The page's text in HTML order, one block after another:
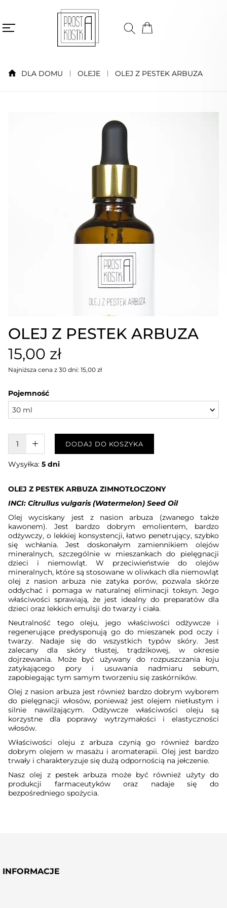
DLA DOMU OLEJE OLEJ Z PESTEK ARBUZA
OLEJ Z PESTEK ARBUZA
15,00 zł
Najniższa cena z 30 dni: 15,00 zł
Pojemność
30 ml
W KOSZYKU :)DODAJ DO KOSZYKA
Wysyłka:5 dni
OLEJ Z PESTEK ARBUZA ZIMNOTŁOCZONY
INCI: Citrullus vulgaris (Watermelon) Seed Oil
Olej wyciskany jest z nasion arbuza (zwanego także
kawonem). Jest bardzo dobrym emolientem, bardzo
odżywczy, o lekkiej konsystencji, łatwo penetrujący, szybko
się wchłania. Jest doskonałym zamiennikiem olejów
mineralnych, szczególnie w mieszankach do pielęgnacji
dzieci i niemowląt. W przeciwieństwie do olejów
mineralnych, które są stosowane w oliwkach dla niemowląt
olej z nasion arbuza nie zatyka porów, pozwala skórze
oddychać i pomaga w naturalnej eliminacji toksyn. Jego
właściwości sprawiają, że jest idealny do preparatów dla
dzieci oraz lekkich emulsji do twarzy i ciała.
Neutralność tego oleju, jego właściwości odżywcze i
regenerujące predysponują go do mieszanek pod oczy i
twarzy. Nadaje się do wszystkich typów skóry. Jest
zalecany dla skóry tłustej, trądzikowej, w okresie
dojrzewania. Może być używany do rozpuszczania łoju
zatykającego pory i usuwania nadmiaru sebum,
zapobiegając tym samym tworzeniu się zaskórników.
Olej z nasion arbuza jest również bardzo dobrym wyborem
do pielęgnacji włosów, ponieważ jest olejem nietłustym i
silnie nawilżającym. Odżywcze właściwości oleju są
korzystne dla poprawy wytrzymałości i elastyczności
włosów.
Właściwości oleju z arbuza czynią go również bardzo
dobrym olejem w masażu i aromaterapii. Olej jest bardzo
trwały i charakteryzuje się dużą odpornością na jełczenie.
Nasz olej z pestek arbuza może być również użyty do
produkcji farmaceutyków oraz nadaje się do
bezpośredniego spożycia.
INFORMACJE